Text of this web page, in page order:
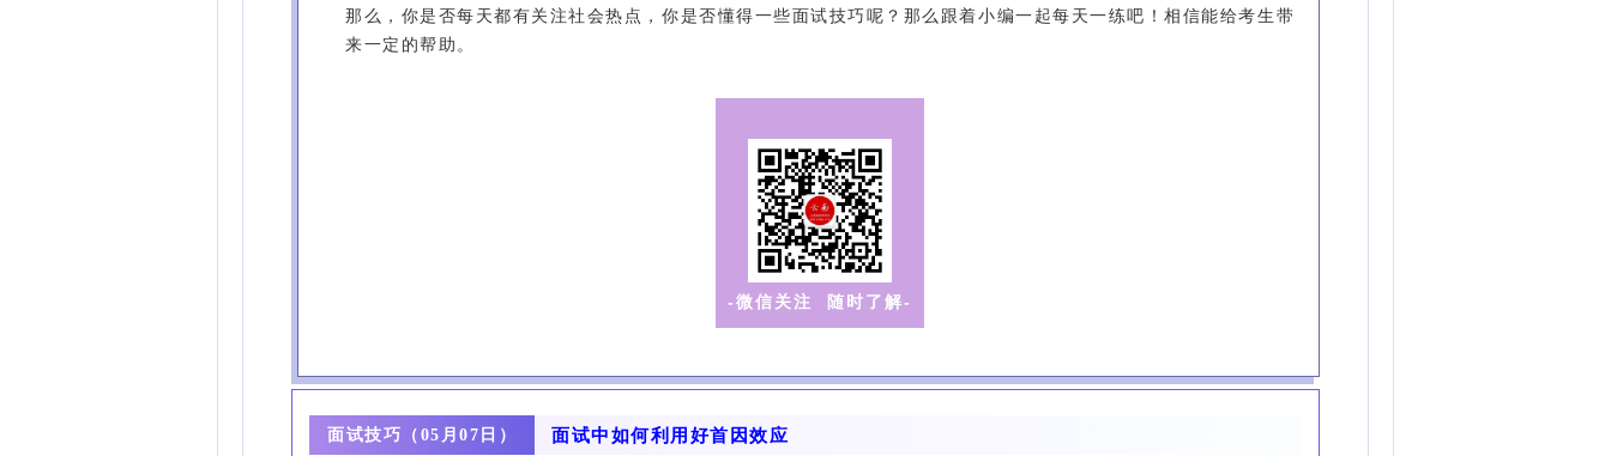
那么，你是否每天都有关注社会热点，你是否懂得一些面试技巧呢？那么跟着小编一起每天一练吧！相信能给考生带
来一定的帮助。
-微信关注 随时了解-
面试技巧（ 05月07日） 面试中如何利用好首因效应